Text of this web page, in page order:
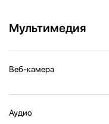
Мультимедия
Веб-камера
Аудио